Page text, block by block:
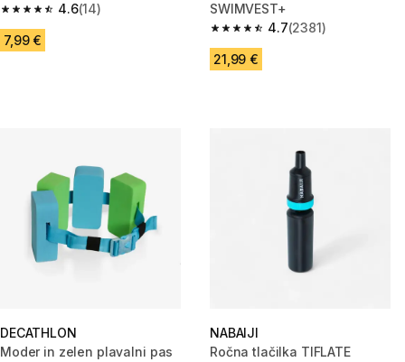
4.6
4.6 od 5 zvezdic from 14 ocene
(14)
7,99 €
SWIMVEST+
4.7
4.7 od 5 zvezdic from 2381
(2381)
21,99 €
DECATHLON
Moder in zelen plavalni pas
NABAIJI
Ročna tlačilka TIFLATE